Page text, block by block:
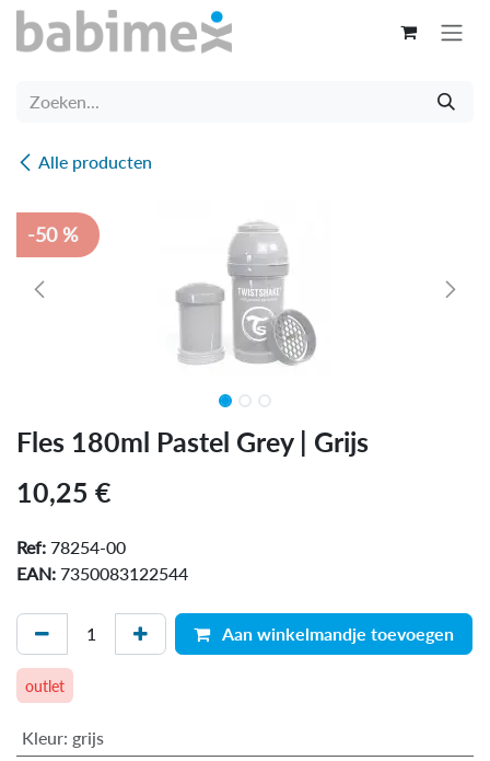
Overslaan naar inhoud
Alle producten
-50 %
Fles 180ml Pastel Grey | Grijs
10,25 €
Ref: 78254-00
EAN: 7350083122544
Aan winkelmandje toevoegen
outlet
Kleur: grijs